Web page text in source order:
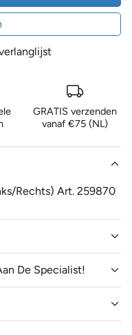
GRATIS verzenden
vanaf €75 (NL)
Rechts) Art. 259870
De Specialist!